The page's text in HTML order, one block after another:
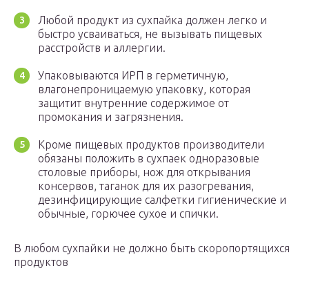
Любой продукт из сухпайка должен легко и
быстро усваиваться, не вызывать пищевых
расстройств и аллергии.
Упаковываются ИРП в герметичную,
влагонепроницаемую упаковку, которая
защитит внутренние содержимое от
промокания и загрязнения.
Кроме пищевых продуктов производители
обязаны положить в сухпаек одноразовые
столовые приборы, нож для открывания
консервов, таганок для их разогревания,
дезинфицирующие салфетки гигиенические и
обычные, горючее сухое и спички.
В любом сухпайки не должно быть скоропортящихся
продуктов